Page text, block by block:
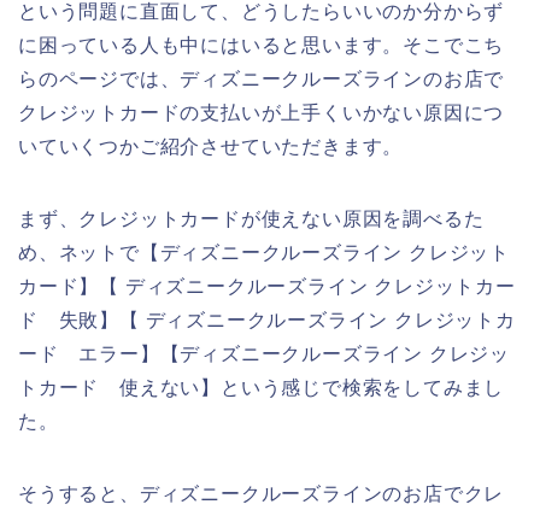
という問題に直面して、どうしたらいいのか分からず
に困っている人も中にはいると思います。そこでこち
らのページでは、ディズニークルーズラインのお店で
クレジットカードの支払いが上手くいかない原因につ
いていくつかご紹介させていただきます。
まず、クレジットカードが使えない原因を調べるた
め、ネットで【ディズニークルーズライン クレジット
カード】【 ディズニークルーズライン クレジットカー
ド 失敗】【 ディズニークルーズライン クレジットカ
ード エラー】【ディズニークルーズライン クレジッ
トカード 使えない】という感じで検索をしてみまし
た。
そうすると、ディズニークルーズラインのお店でクレ